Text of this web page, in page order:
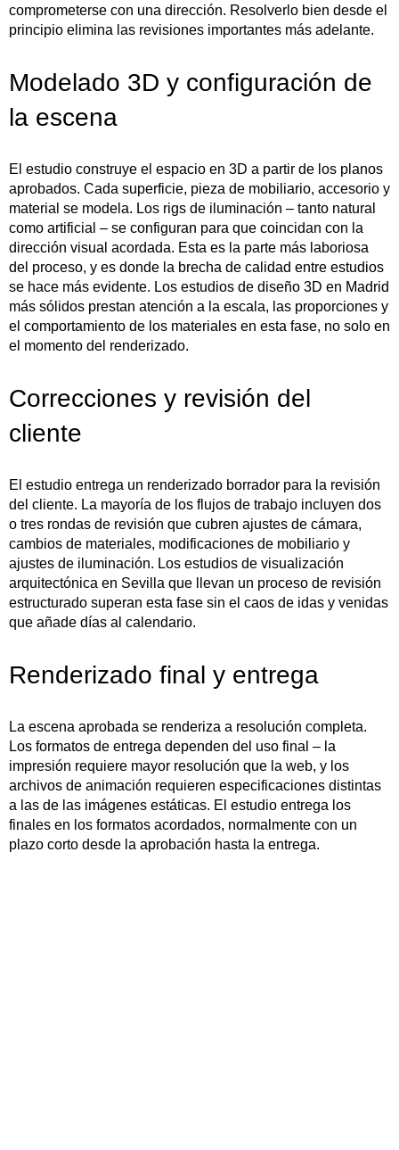
comprometerse con una dirección. Resolverlo bien desde el
principio elimina las revisiones importantes más adelante.
Modelado 3D y configuración de
la escena
El estudio construye el espacio en 3D a partir de los planos
aprobados. Cada superficie, pieza de mobiliario, accesorio y
material se modela. Los rigs de iluminación – tanto natural
como artificial – se configuran para que coincidan con la
dirección visual acordada. Esta es la parte más laboriosa
del proceso, y es donde la brecha de calidad entre estudios
se hace más evidente. Los estudios de diseño 3D en Madrid
más sólidos prestan atención a la escala, las proporciones y
el comportamiento de los materiales en esta fase, no solo en
el momento del renderizado.
Correcciones y revisión del
cliente
El estudio entrega un renderizado borrador para la revisión
del cliente. La mayoría de los flujos de trabajo incluyen dos
o tres rondas de revisión que cubren ajustes de cámara,
cambios de materiales, modificaciones de mobiliario y
ajustes de iluminación. Los estudios de visualización
arquitectónica en Sevilla que llevan un proceso de revisión
estructurado superan esta fase sin el caos de idas y venidas
que añade días al calendario.
Renderizado final y entrega
La escena aprobada se renderiza a resolución completa.
Los formatos de entrega dependen del uso final – la
impresión requiere mayor resolución que la web, y los
archivos de animación requieren especificaciones distintas
a las de las imágenes estáticas. El estudio entrega los
finales en los formatos acordados, normalmente con un
plazo corto desde la aprobación hasta la entrega.